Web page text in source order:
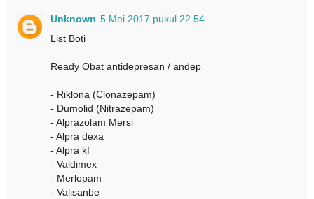
Unknown 5 Mei 2017 pukul 22.54
List Boti
Ready Obat antidepresan / andep
- Riklona (Clonazepam)
- Dumolid (Nitrazepam)
- Alprazolam Mersi
- Alpra dexa
- Alpra kf
- Valdimex
- Merlopam
- Valisanbe